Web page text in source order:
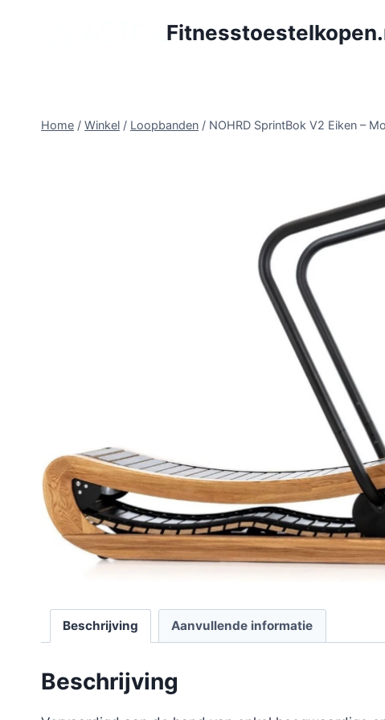
Home / Winkel / Loopbanden / NOHRD SprintBok V2 Eiken –
Beschrijving Aanvullende informatie
Beschrijving